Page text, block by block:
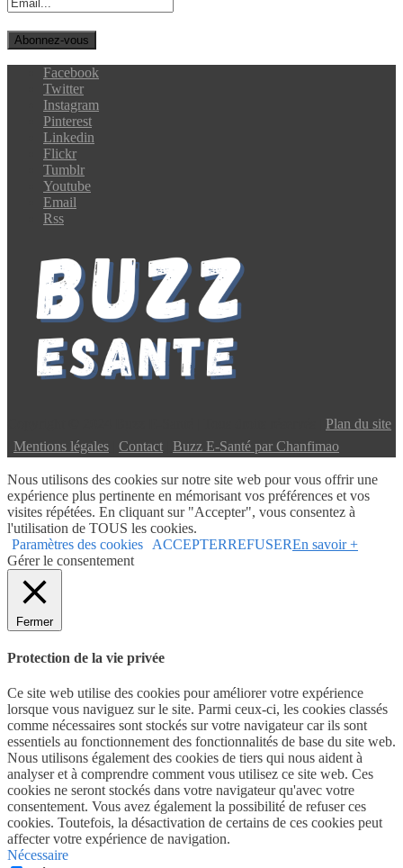
Facebook
Twitter
Instagram
Pinterest
Linkedin
Flickr
Tumblr
Youtube
Email
Rss
Plan du site
Mentions légales Contact Buzz E-Santé par Chanfimao
Nous utilisons des cookies sur notre site web pour vous offrir une
expérience plus pertinente en mémorisant vos préférences et vos
visites répétées. En cliquant sur "Accepter", vous consentez à
l'utilisation de TOUS les cookies.
Paramètres des cookies
ACCEPTERREFUSEREn savoir +
Gérer le consentement
Fermer
Protection de la vie privée
Ce site web utilise des cookies pour améliorer votre expérience
lorsque vous naviguez sur le site. Parmi ceux-ci, les cookies classés
comme nécessaires sont stockés sur votre navigateur car ils sont
essentiels au fonctionnement des fonctionnalités de base du site web.
Nous utilisons également des cookies de tiers qui nous aident à
analyser et à comprendre comment vous utilisez ce site web. Ces
cookies ne seront stockés dans votre navigateur qu'avec votre
consentement. Vous avez également la possibilité de refuser ces
cookies. Toutefois, la désactivation de certains de ces cookies peut
affecter votre expérience de navigation.
Nécessaire